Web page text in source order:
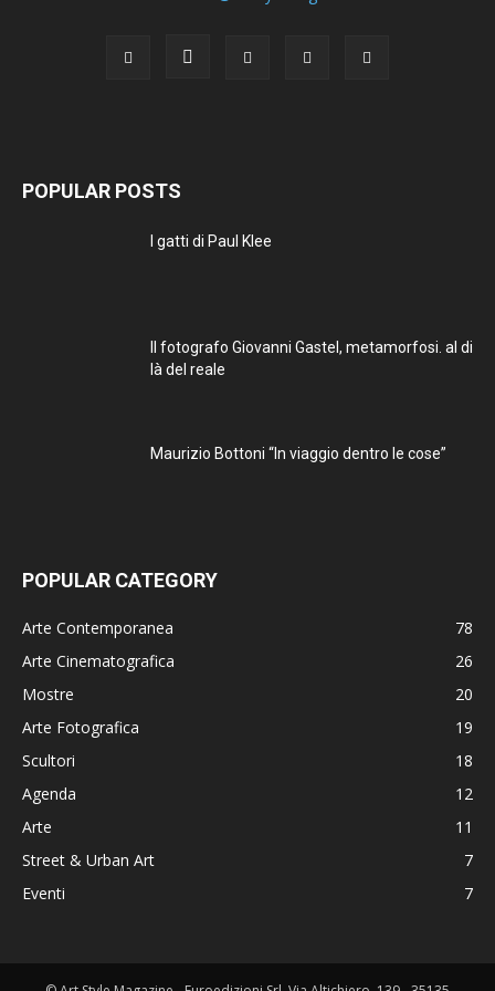
POPULAR POSTS
I gatti di Paul Klee
Il fotografo Giovanni Gastel, metamorfosi. al di
là del reale
Maurizio Bottoni “In viaggio dentro le cose”
POPULAR CATEGORY
Arte Contemporanea
78
Arte Cinematografica
26
Mostre
20
Arte Fotografica
19
Scultori
18
Agenda
12
Arte
11
Street & Urban Art
7
Eventi
7